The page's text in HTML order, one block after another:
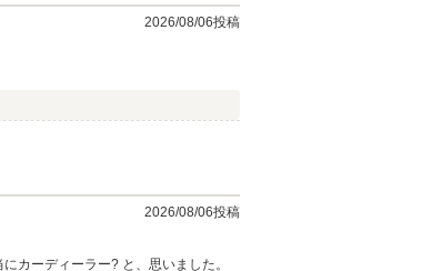
2026/08/06投稿
2026/08/06投稿
カーディーラー? と、思いました。